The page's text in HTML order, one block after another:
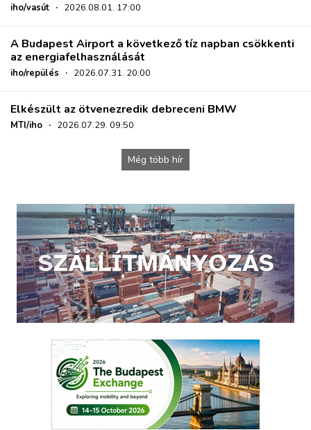
iho/vasút · 2026.08.01. 17:00
A Budapest Airport a következő tíz napban csökkenti
az energiafelhasználását
iho/repülés · 2026.07.31. 20:00
Elkészült az ötvenezredik debreceni BMW
MTI/iho · 2026.07.29. 09:50
Még több hír